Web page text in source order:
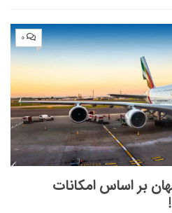
۰
بر اساس امکانات